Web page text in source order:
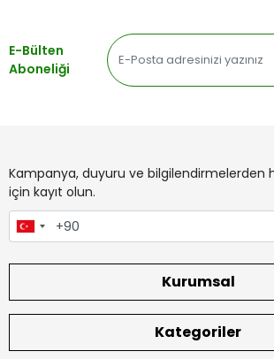
E-Bülten
Aboneliği
Kampanya, duyuru ve bilgilendirmelerden
için kayıt olun.
Kurumsal
Kategoriler